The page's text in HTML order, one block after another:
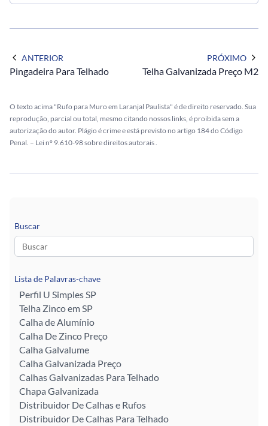
ANTERIOR
Pingadeira Para Telhado
PRÓXIMO
Telha Galvanizada Preço M2
O texto acima "Rufo para Muro em Laranjal Paulista" é de direito reservado. Sua
reprodução, parcial ou total, mesmo citando nossos links, é proibida sem a
autorização do autor. Plágio é crime e está previsto no artigo 184 do Código
Penal. – Lei n° 9.610-98 sobre direitos autorais
Buscar
Lista de Palavras-chave
Perfil U Simples SP
Telha Zinco em SP
Calha de Alumínio
Calha De Zinco Preço
Calha Galvalume
Calha Galvanizada Preço
Calhas Galvanizadas Para Telhado
Chapa Galvanizada
Distribuidor De Calhas e Rufos
Distribuidor De Calhas Para Telhado